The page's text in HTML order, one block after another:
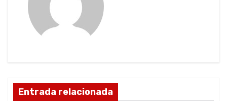
d
Entrada relacionada